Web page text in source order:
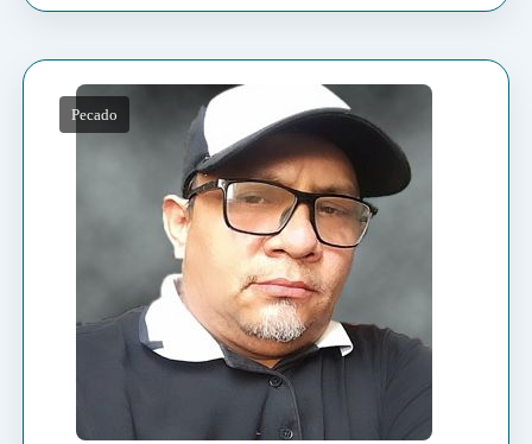
Pecado